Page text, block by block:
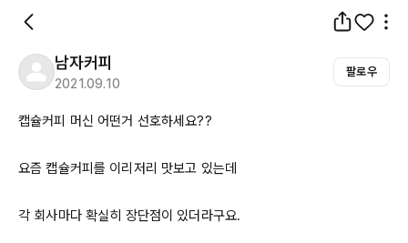
남자커피
2021.09.10
팔로우
캡슐커피 머신 어떤거 선호하세요??
요즘 캡슐커피를 이리저리 맛보고 있는데
각 회사마다 확실히 장단점이 있더라구요.